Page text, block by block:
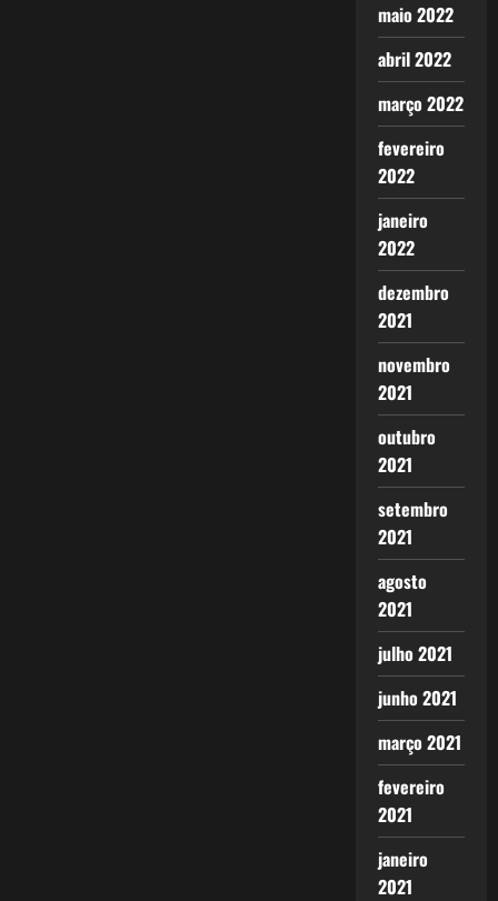
maio 2022
abril 2022
março 2022
fevereiro
2022
janeiro
2022
dezembro
2021
novembro
2021
outubro
2021
setembro
2021
agosto
2021
julho 2021
junho 2021
março 2021
fevereiro
2021
janeiro
2021